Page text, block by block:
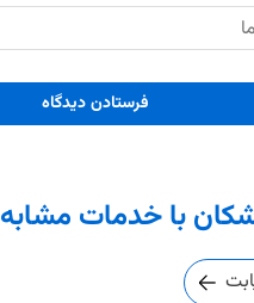
با خدمات مشابه